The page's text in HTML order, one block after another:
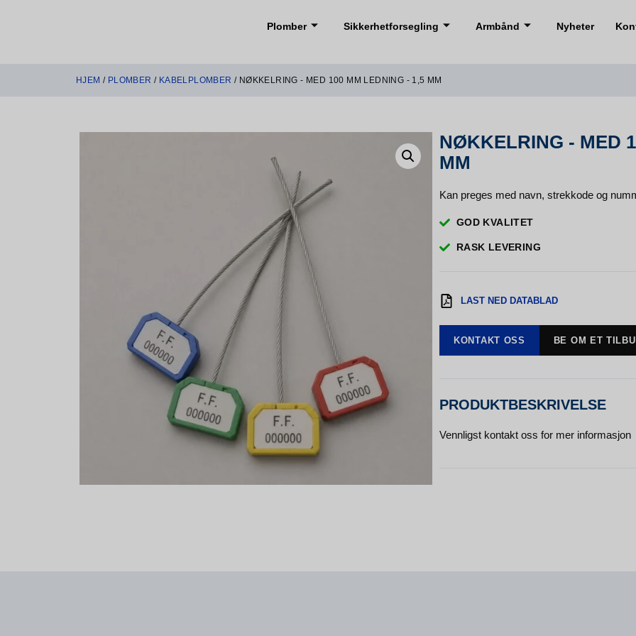
Plomber Sikkerhetforsegling Armbånd Nyheter
HJEM / PLOMBER / KABELPLOMBER / NØKKELRING - MED 100 MM LEDNING - 1,5 MM
NØKKELRING - MED
MM
Kan preges med navn, strekkode og
GOD KVALITET
RASK LEVERING
LAST NED DATABLAD
KONTAKT OSS BE OM ET
PRODUKTBESKRIVELSE
Vennligst kontakt oss for mer informasjon